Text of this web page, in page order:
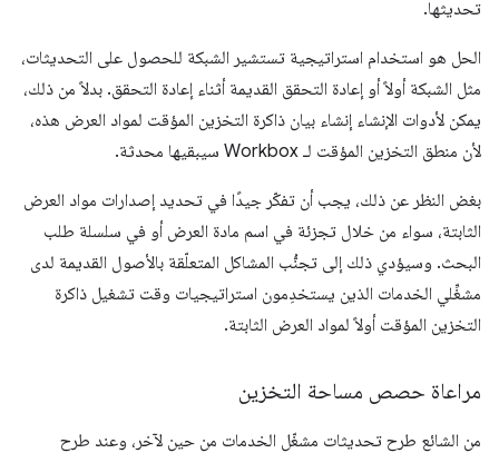
تحديثها.
الحل هو استخدام استراتيجية تستشير الشبكة للحصول على التحديثات،
مثل الشبكة أولاً أو إعادة التحقق القديمة أثناء إعادة التحقق. بدلاً من ذلك،
يمكن لأدوات الإنشاء إنشاء بيان ذاكرة التخزين المؤقت لمواد العرض هذه،
لأن منطق التخزين المؤقت لـ Workbox سيبقيها محدثة.
بغض النظر عن ذلك، يجب أن تفكّر جيدًا في تحديد إصدارات مواد العرض
الثابتة، سواء من خلال تجزئة في اسم مادة العرض أو في سلسلة طلب
البحث. وسيؤدي ذلك إلى تجنُّب المشاكل المتعلّقة بالأصول القديمة لدى
مشغِّلي الخدمات الذين يستخدِمون استراتيجيات وقت تشغيل ذاكرة
التخزين المؤقت أولاً لمواد العرض الثابتة.
مراعاة حصص مساحة التخزين
من الشائع طرح تحديثات مشغّل الخدمات من حين لآخر، وعند طرح